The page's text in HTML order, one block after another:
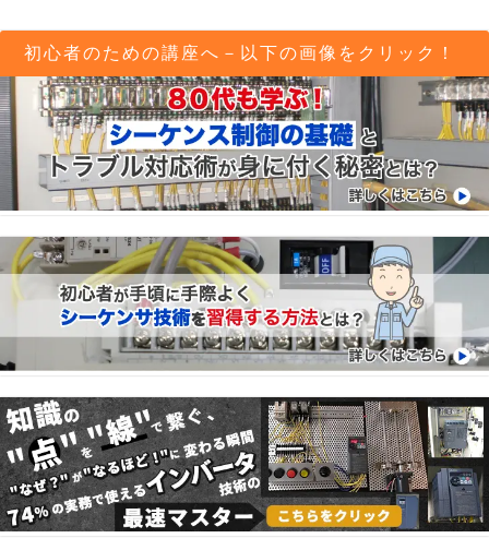
初心者のための講座へ－以下の画像をクリック！